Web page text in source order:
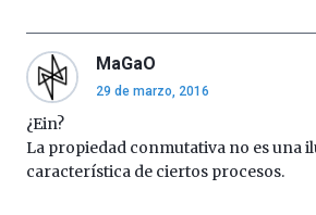
MaGaO
29 de marzo, 2016
¿Ein?
La propiedad conmutativa no es una
característica de ciertos procesos.